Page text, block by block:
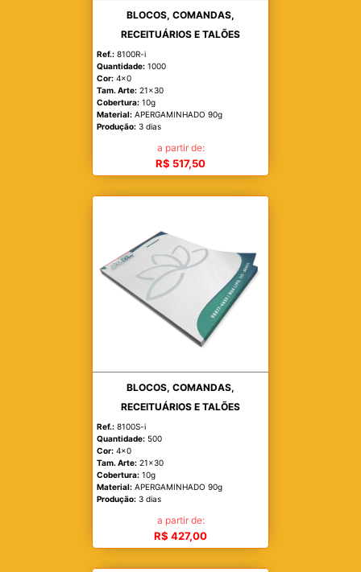
BLOCOS, COMANDAS,
RECEITUÁRIOS E TALÕES
Ref.: 8100R-i
Quantidade: 1000
Cor: 4x0
Tam. Arte: 21x30
Cobertura: 10g
Material: APERGAMINHADO 90g
Produção: 3 dias
a partir de:
R$ 517,50
BLOCOS, COMANDAS,
RECEITUÁRIOS E TALÕES
Ref.: 8100S-i
Quantidade: 500
Cor: 4x0
Tam. Arte: 21x30
Cobertura: 10g
Material: APERGAMINHADO 90g
Produção: 3 dias
a partir de:
R$ 427,00